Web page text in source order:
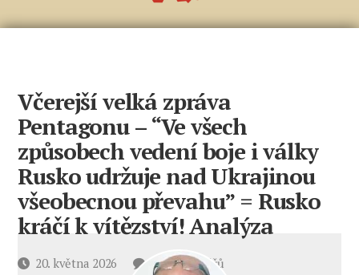
republika
Včerejší velká zpráva
Pentagonu – “Ve všech
způsobech vedení boje i války
Rusko udržuje nad Ukrajinou
všeobecnou převahu” = Rusko
kráčí k vítězství! Analýza
Datum20. května 2026 20 komentářůu